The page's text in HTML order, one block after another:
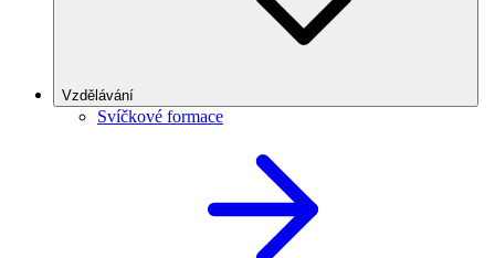
Vzdělávání
Svíčkové formace